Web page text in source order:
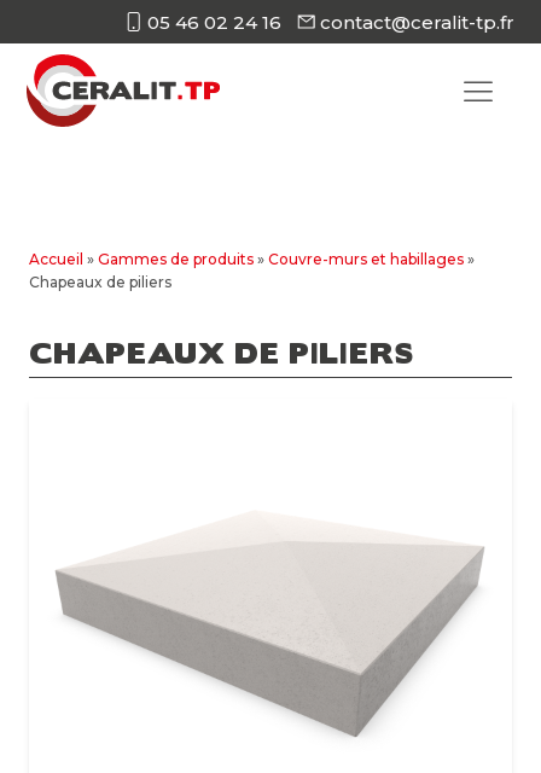
05 46 02 24 16 contact@ceralit-tp.fr
Accueil » Gammes de produits » Couvre-murs et habillages »
Chapeaux de piliers
CHAPEAUX DE PILIERS